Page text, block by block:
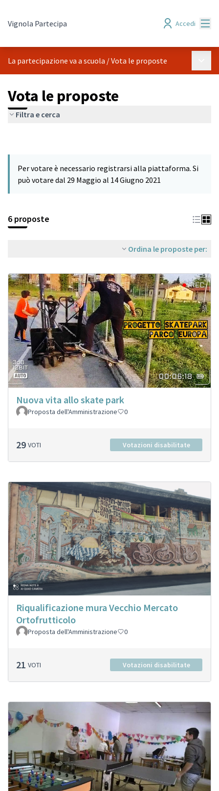
Vignola Partecipa Accedi
La partecipazione va a scuola /Vota le proposte
Vota le proposte
Filtra e cerca
Per votare è necessario registrarsi alla piattaforma. Si
può votare dal 29 Maggio al 14 Giugno 2021
6 proposte
Ordina le proposte per:
Nuova vita allo skate park
Proposta dell'Amministrazione 0
29 VOTI Votazioni disabilitate
Riqualificazione mura Vecchio Mercato
Ortofrutticolo
Proposta dell'Amministrazione 0
21 VOTI Votazioni disabilitate